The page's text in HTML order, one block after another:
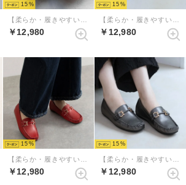
15
￥12,980
15
￥12,980
15
￥12,980
15
￥12,980